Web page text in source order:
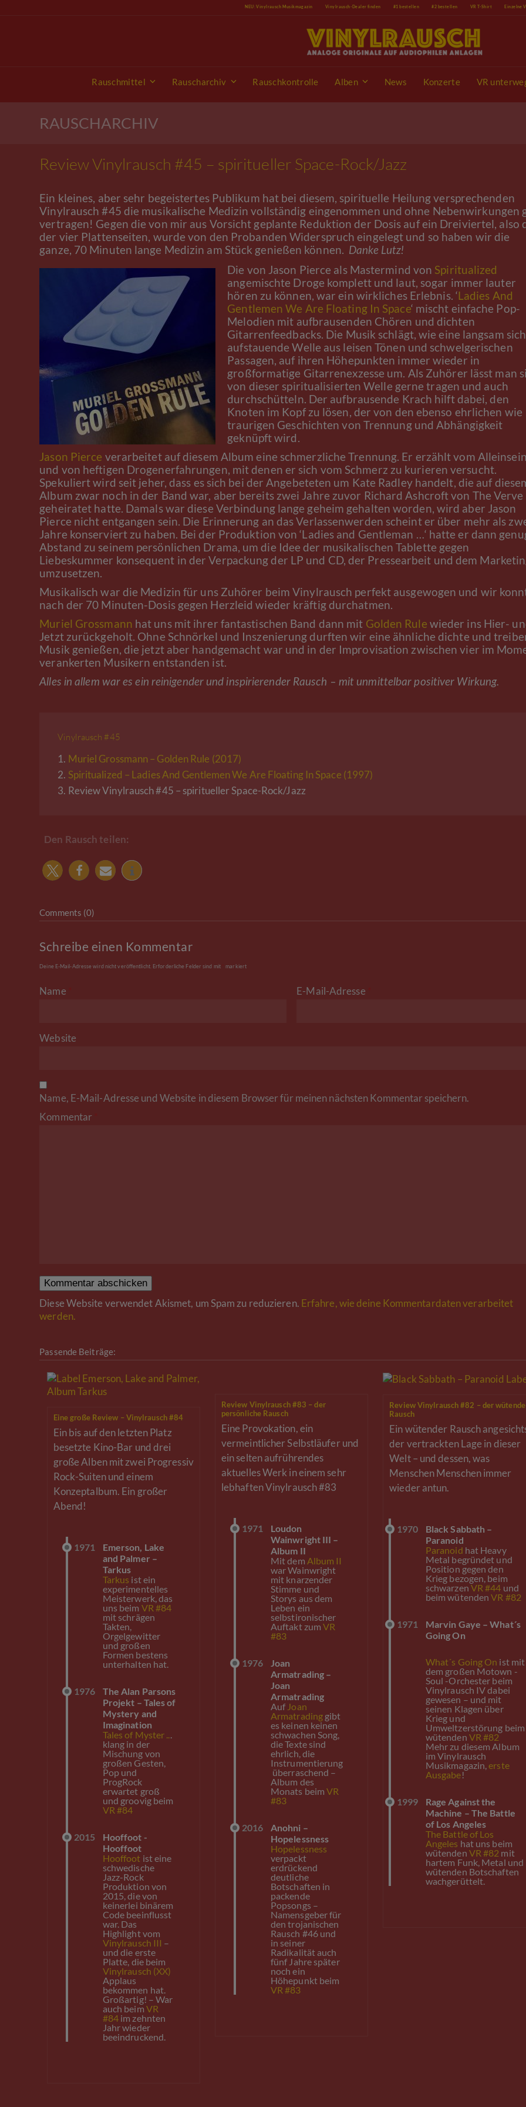
NEU: Vinylrausch Musikmagazin Vinylrausch-Dealer finden #1 bestellen #2 bestellen VR T-Shirt Einzelne
Rauschmittel Rauscharchiv Rauschkontrolle Alben News Konzerte VR
RAUSCHARCHIV
Review Vinylrausch #45 – spiritueller Space-Rock/Jazz
Ein kleines, aber sehr begeistertes Publikum hat bei diesem, spirituelle Heilung versprechenden
Vinylrausch #45 die musikalische Medizin vollständig eingenommen und ohne Nebenwirkungen
vertragen! Gegen die von mir aus Vorsicht geplante Reduktion der Dosis auf ein Dreiviertel, also
der vier Plattenseiten, wurde von den Probanden Widerspruch eingelegt und so haben wir die
ganze, 70 Minuten lange Medizin am Stück genießen können. Danke Lutz!
Die von Jason Pierce als Mastermind von Spiritualized
angemischte Droge komplett und laut, sogar immer lauter
hören zu können, war ein wirkliches Erlebnis. ‘Ladies And
Gentlemen We Are Floating In Space‘ mischt einfache Pop-
Melodien mit aufbrausenden Chören und dichten
Gitarrenfeedbacks. Die Musik schlägt, wie eine langsam sich
aufstauende Welle aus leisen Tönen und schwelgerischen
Passagen, auf ihren Höhepunkten immer wieder in
großformatige Gitarrenexzesse um. Als Zuhörer lässt man
von dieser spiritualisierten Welle gerne tragen und auch
durchschütteln. Der aufbrausende Krach hilft dabei, den
Knoten im Kopf zu lösen, der von den ebenso ehrlichen wie
traurigen Geschichten von Trennung und Abhängigkeit
geknüpft wird.
Jason Pierce verarbeitet auf diesem Album eine schmerzliche Trennung. Er erzählt vom
und von heftigen Drogenerfahrungen, mit denen er sich vom Schmerz zu kurieren versucht.
Spekuliert wird seit jeher, dass es sich bei der Angebeteten um Kate Radley handelt, die auf
Album zwar noch in der Band war, aber bereits zwei Jahre zuvor Richard Ashcroft von The Verve
geheiratet hatte. Damals war diese Verbindung lange geheim gehalten worden, wird aber Jason
Pierce nicht entgangen sein. Die Erinnerung an das Verlassenwerden scheint er über mehr als
Jahre konserviert zu haben. Bei der Produktion von ‘Ladies and Gentleman …‘ hatte er dann
Abstand zu seinem persönlichen Drama, um die Idee der musikalischen Tablette gegen
Liebeskummer konsequent in der Verpackung der LP und CD, der Pressearbeit und dem
umzusetzen.
Musikalisch war die Medizin für uns Zuhörer beim Vinylrausch perfekt ausgewogen und wir
nach der 70 Minuten-Dosis gegen Herzleid wieder kräftig durchatmen.
Muriel Grossmann hat uns mit ihrer fantastischen Band dann mit Golden Rule wieder ins Hier-
Jetzt zurückgeholt. Ohne Schnörkel und Inszenierung durften wir eine ähnliche dichte und
Musik genießen, die jetzt aber handgemacht war und in der Improvisation zwischen vier im
verankerten Musikern entstanden ist.
Alles in allem war es ein reinigender und inspirierender Rausch – mit unmittelbar positiver Wirkung.
Vinylrausch #45
1. Muriel Grossmann – Golden Rule (2017)
2. Spiritualized – Ladies And Gentlemen We Are Floating In Space (1997)
3. Review Vinylrausch #45 – spiritueller Space-Rock/Jazz
Den Rausch teilen:
Comments (0)
Schreibe einen Kommentar
Deine E-Mail-Adresse wird nicht veröffentlicht. Erforderliche Felder sind mit markiert
Name E-Mail-Adresse
Website
Name, E-Mail-Adresse und Website in diesem Browser für meinen nächsten Kommentar speichern.
Kommentar
Diese Website verwendet Akismet, um Spam zu reduzieren. Erfahre, wie deine Kommentardaten verarbeitet
werden.
Passende Beiträge:
Eine große Review – Vinylrausch #84
Ein bis auf den letzten Platz
besetzte Kino-Bar und drei
große Alben mit zwei Progressiv
Rock-Suiten und einem
Konzeptalbum. Ein großer
Abend!
1971
Emerson, Lake
and Palmer –
Tarkus
Tarkus ist ein
experimentelles
Meisterwerk, das
uns beim VR #84
mit schrägen
Takten,
Orgelgewitter
und großen
Formen bestens
unterhalten hat.
1976
The Alan Parsons
Projekt – Tales of
Mystery and
Imagination
Tales of Myster ..
klang in der
Mischung von
großen Gesten,
Pop und
ProgRock
erwartet groß
und groovig beim
VR #84
2015
Hooffoot -
Hooffoot
Hooffoot ist eine
schwedische
Jazz-Rock
Produktion von
2015, die von
keinerlei binärem
Code beeinflusst
war. Das
Highlight vom
Vinylrausch III –
und die erste
Platte, die beim
Vinylrausch (XX)
Applaus
bekommen hat.
Großartig! – War
auch beim VR
#84 im zehnten
Jahr wieder
beeindruckend.
Review Vinylrausch #83 – der
persönliche Rausch
Eine Provokation, ein
vermeintlicher Selbstläufer und
ein selten aufrührendes
aktuelles Werk in einem sehr
lebhaften Vinylrausch #83
1971
Loudon
Wainwright III –
Album II
Mit dem Album II
war Wainwright
mit knarzender
Stimme und
Storys aus dem
Leben ein
selbstironischer
Auftakt zumVR
#83
1976
Joan
Armatrading –
Joan
Armatrading
Auf Joan
Armatrading gibt
es keinen keinen
schwachen Song,
die Texte sind
ehrlich, die
Instrumentierung
überraschend –
Album des
Monats beimVR
#83
2016
Anohni –
Hopelessness
Hopelessness
verpackt
erdrückend
deutliche
Botschaften in
packende
Popsongs –
Namensgeber für
den trojanischen
Rausch #46 und
in seiner
Radikalität auch
fünf Jahre später
noch ein
Höhepunkt beim
VR #83
Review Vinylrausch #82 – der wütende
Rausch
Ein wütender Rausch
der vertrackten Lage in dieser
Welt – und dessen, was
Menschen Menschen immer
wieder antun.
1970
Black Sabbath –
Paranoid
Paranoid hat Heavy
Metal begründet und
Position gegen den
Krieg bezogen, beim
schwarzen VR #44 und
beim wütendenVR #82
1971
Marvin Gaye – What´s
Going On
What´s Going On ist mit
dem großen Motown -
Soul -Orchester beim
Vinylrausch IV dabei
gewesen – und mit
seinen Klagen über
Krieg und
Umweltzerstörung beim
wütenden VR #82
Mehr zu diesem Album
im Vinylrausch
Musikmagazin,erste
Ausgabe!
1999
Rage Against the
Machine – The Battle
of Los Angeles
The Battle of Los
Angeles hat uns beim
wütenden VR #82 mit
hartem Funk, Metal und
wütenden Botschaften
wachgerüttelt.